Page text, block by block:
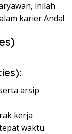
inilah
karier Anda!
arsip
kerja
waktu.